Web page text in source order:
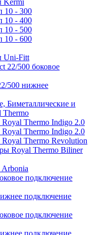
Kermi
10 - 300
10 - 400
10 - 500
10 - 600
Uni-Fitt
22/500 боковое
500 нижнее
Биметаллические и
Thermo Indigo 2.0
Thermo Indigo 2.0
Thermo Revolution
Royal Thermo Biliner
Arbonia
подключение
подключение
подключение
подключение